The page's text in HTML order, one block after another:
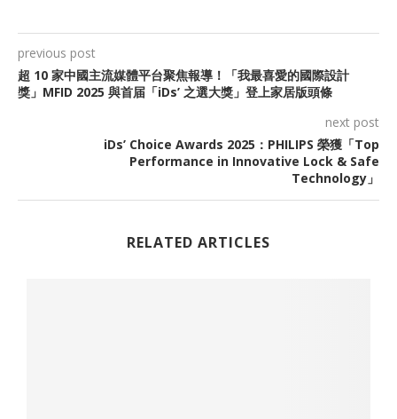
previous post
超 10 家中國主流媒體平台聚焦報導！「我最喜愛的國際設計
獎」MFID 2025 與首届「iDs’ 之選大獎」登上家居版頭條
next post
iDs’ Choice Awards 2025：PHILIPS 榮獲「Top
Performance in Innovative Lock & Safe
Technology」
RELATED ARTICLES